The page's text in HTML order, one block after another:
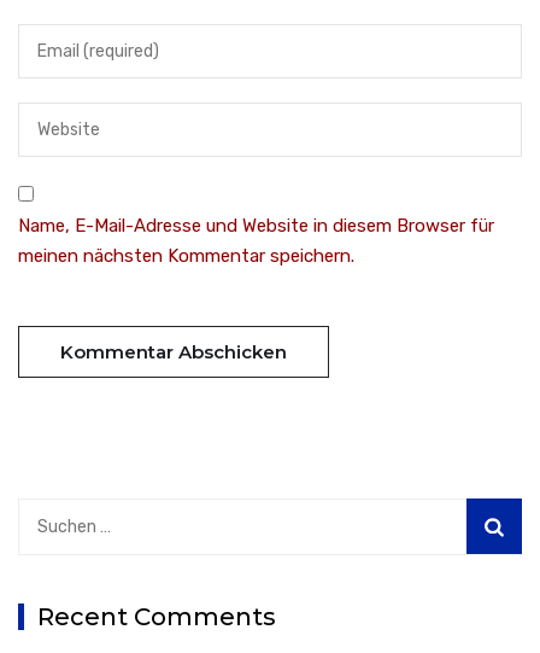
Name, E-Mail-Adresse und Website in diesem Browser für
meinen nächsten Kommentar speichern.
Recent Comments